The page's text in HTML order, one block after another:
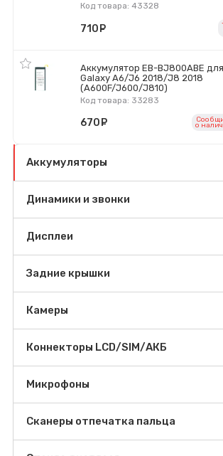
Код товара: 43328
710
Аккумулятор EB-BJ800ABE
Galaxy A6/J6 2018/J8 2018
(A600F/J600/J810)
Код товара: 33283
670 o
Аккумуляторы
Динамики и звонки
Дисплеи
Задние крышки
Камеры
Коннекторы LCD/SIM/АКБ
Микрофоны
Сканеры отпечатка пальца